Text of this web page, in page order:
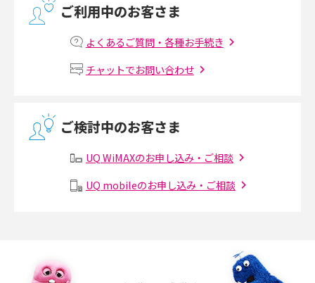
マンションで光回線の利用を始める手順は？設備状況の確認方法も解説
Wi-Fiルーターの設定方法をわかりやすく解説！事前に準備すべきものも紹
無線LANとは？メリット・デメリットや接続方法を解説
メッシュWi-Fiとは？仕組みやメリット・デメリット、中継機との違いを解
ポケット型Wi-Fiをレンタルするメリットとは？選び方や向いている方の特
ご利用中のお客さま
よくあるご質問・各種お手続き
チャットでお問い合わせ
ご検討中のお客さま
UQ WiMAXのお申し込み・ご相談
UQ mobileのお申し込み・ご相談